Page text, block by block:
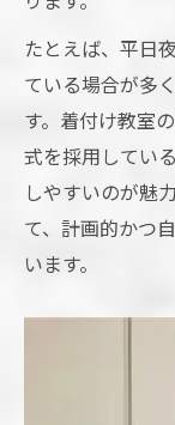
着付
着付け
報収集
着付け
較
着付
着付
たとえば、平日
ている場合が多
す。着付け教室
式を採用してい
しやすいのが魅
て、計画的かつ
います。